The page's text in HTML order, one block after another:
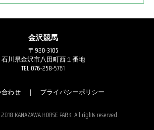
金沢競馬
〒920-3105
石川県金沢市八田町西１番地
TEL.076-258-5761
わせ｜ プライバシーポリシー
KANAZAWA HORSE PARK. All rights reserved.